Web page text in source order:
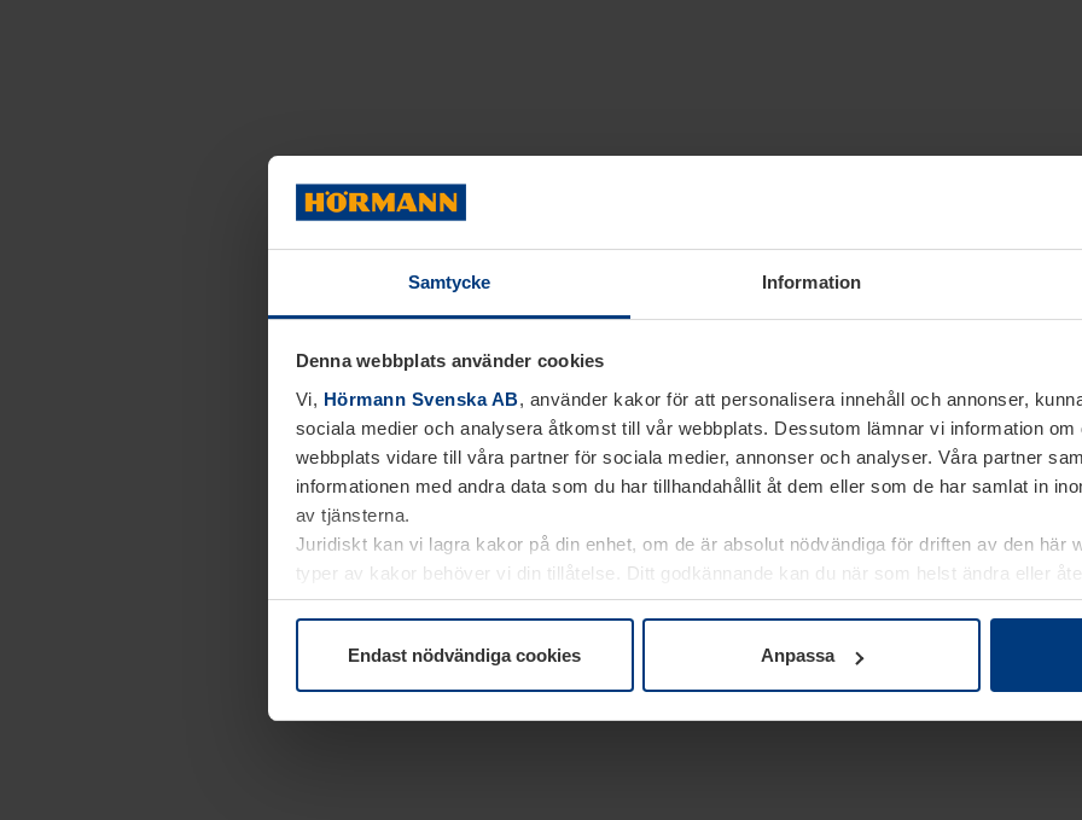
Samtycke Information
Denna webbplats använder cookies
Vi, Hörmann Svenska AB, använder kakor för att personalisera innehåll och annonser,
sociala medier och analysera åtkomst till vår webbplats. Dessutom lämnar vi information om
webbplats vidare till våra partner för sociala medier, annonser och analyser. Våra partner
informationen med andra data som du har tillhandahållit åt dem eller som de har samlat in
av tjänsterna.
Juridiskt kan vi lagra kakor på din enhet, om de är absolut nödvändiga för driften av den här
typer av kakor behöver vi din tillåtelse. Ditt godkännande kan du när som helst ändra eller
kakor underDataskyddsförklaringpå vår webbplats.
Endast nödvändiga cookies Anpassa